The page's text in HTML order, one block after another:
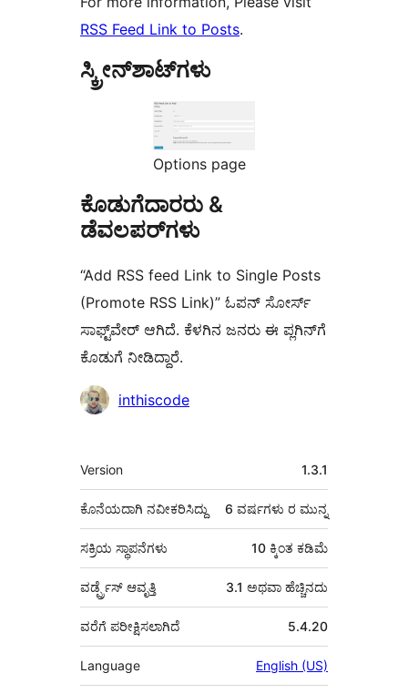
RSS Feed Link to Posts.
ಸ್ಕ್ರೀನ್‌ಶಾಟ್‌ಗಳು
Options page
ಕೊಡುಗೆದಾರರು &
ಡೆವಲಪರ್‌ಗಳು
“Add RSS feed Link to Single Posts
(Promote RSS Link)” ಓಪನ್ ಸೋರ್ಸ್
ಸಾಫ್ಟ್‌ವೇರ್ ಆಗಿದೆ. ಕೆಳಗಿನ ಜನರು ಈ ಪ್ಲಗಿನ್‌ಗೆ
ಕೊಡುಗೆ ನೀಡಿದ್ದಾರೆ.
ಕೊಡುಗೆದಾರರು
inthiscode
ಮೆಟಾ
Version 1.3.1
ಕೊನೆಯದಾಗಿ ನವೀಕರಿಸಿದ್ದು 6 ವರ್ಷಗಳು ರ ಮುನ್ನ
ಸಕ್ರಿಯ ಸ್ಥಾಪನೆಗಳು 10 ಕ್ಕಿಂತ ಕಡಿಮೆ
ವರ್ಡ್ಪ್ರೆಸ್ ಆವೃತ್ತಿ 3.1 ಅಥವಾ ಹೆಚ್ಚಿನದು
5.4.20
ವರೆಗೆ ಪರೀಕ್ಷಿಸಲಾಗಿದೆ
Language English (US)